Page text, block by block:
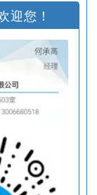
迎您！